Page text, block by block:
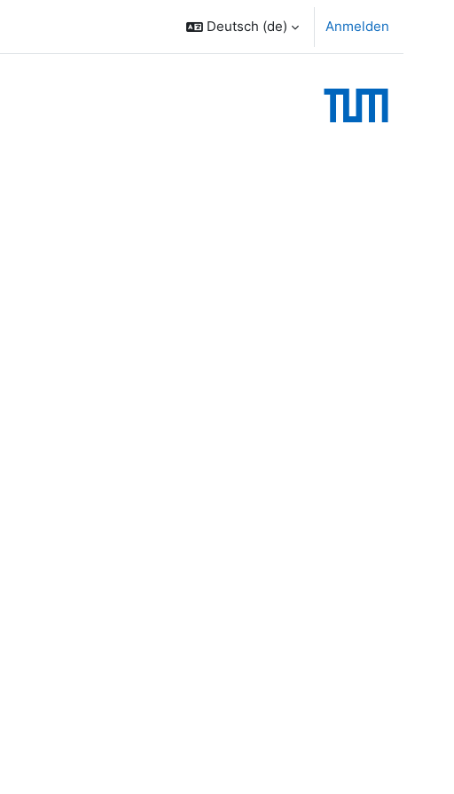
Deutsch ‎(de)‎ Anmelden